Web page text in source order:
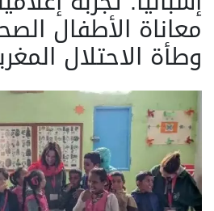
معاناة الأطفال
وطأة الاحتلال